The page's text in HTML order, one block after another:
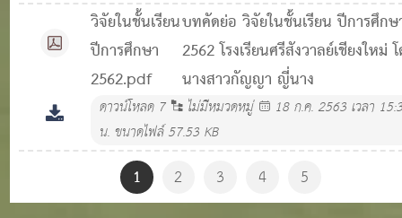
วิจัยในชั้นเรียน
ปีการศึกษา
2562.pdf
บทคัดย่อ วิจัยในชั้นเรียน ปีการศึก
2562 โรงเรียนศรีสังวาลย์เชียงใหม่
นางสาวกัญญา ญี่นาง
ดาวน์โหลด 7 ไม่มีหมวดหมู่
18 ก.ค. 2563 เวลา
น. ขนาดไฟล์ 57.53 KB
1 2 3 4 5